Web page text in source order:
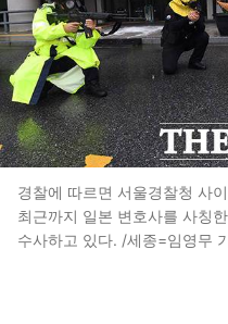
경찰에 따르면 서울경찰청 사
최근까지 일본 변호사를 사칭
수사하고 있다. /세종=임영무